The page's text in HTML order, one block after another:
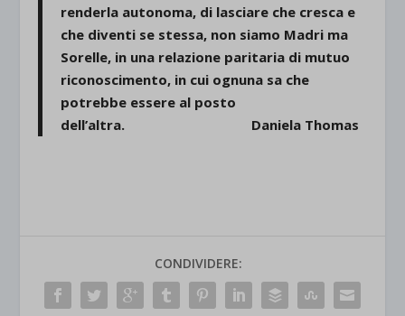
renderla autonoma, di lasciare che cresca e
che diventi se stessa, non siamo Madri ma
Sorelle, in una relazione paritaria di mutuo
riconoscimento, in cui ognuna sa che
potrebbe essere al posto
dell’altra. Daniela Thomas
CONDIVIDERE: